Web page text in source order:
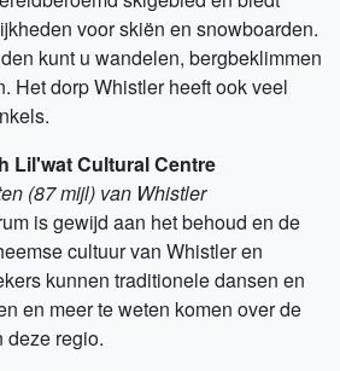
voor skiën en snowboarden.
kunt u wandelen, bergbeklimmen
Het dorp Whistler heeft ook veel
Lil'wat Cultural Centre
(87 mijl) van Whistler
is gewijd aan het behoud en de
cultuur van Whistler en
kunnen traditionele dansen en
en meer te weten komen over de
deze regio.